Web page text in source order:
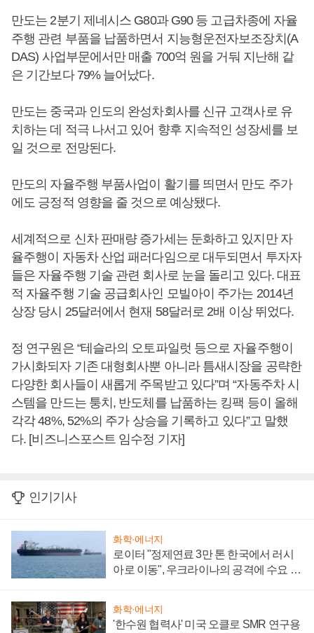
만도는 2분기 제네시스 G80과 G90 등 고급차종에 자율
주행 관련 부품을 납품하면서 지능형운전자보조장치(A
DAS) 사업부문에서만 매출 700억 원을 거둬 지난해 같
은 기간보다 79% 늘어났다.
만도는 중국과 인도의 완성차회사를 신규 고객사로 유
치하는 데 적극 나서고 있어 향후 지속적인 성장세를 보
일 것으로 전망된다.
만도의 자율주행 부품사업이 활기를 띄면서 만도 주가
에도 긍정적 영향을 줄 것으로 예상됐다.
세계적으로 신차 판매량 증가세는 둔화하고 있지만 자
율주행이 자동차 산업 패러다임으로 대두되면서 투자자
들은 자율주행 기술 관련 회사로 눈을 돌리고 있다. 대표
적 자율주행 기술 공급회사인 모빌아이 주가는 2014년
상장 당시 25달러에서 현재 58달러로 2배 이상 뛰었다.
정 연구원은 “테슬라의 오토파일럿 등으로 자율주행이
가시화되자 기존 대형회사뿐 아니라 틈새시장을 공략한
다양한 회사들이 새롭게 주목받고 있다”며 “자동주차 시
스템을 만드는 퉁치, 반도체를 납품하는 킹팩 등이 올해
각각 48%, 52%의 주가 상승을 기록하고 있다”고 말했
다. [비즈니스포스트 임수정 기자]
인기기사
화학·에너지
로이터 "정제연료 3만 톤 한국에서 러시
아로 이동", 우크라이나의 공격에 수요 늘
화학·에너지
'한수원 협력사' 미국 오클로 SMR 연구용